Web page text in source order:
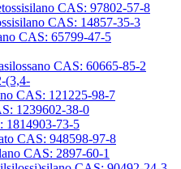
CAS: 97802-57-8
CAS: 14857-35-3
CAS: 65799-47-5
CAS: 60665-85-2
(3,4-
CAS: 121225-98-7
1239602-38-0
1814903-73-5
CAS: 948598-97-8
CAS: 2897-60-1